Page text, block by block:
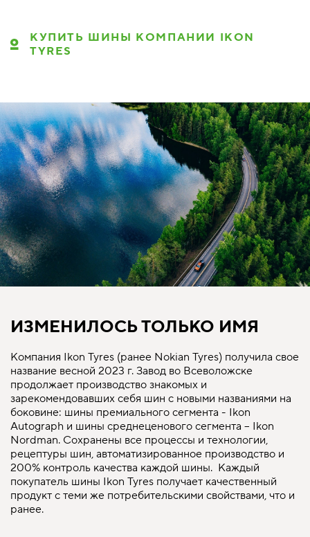
КУПИТЬ ШИНЫ КОМПАНИИ IKON
TYRES
ИЗМЕНИЛОСЬ ТОЛЬКО ИМЯ
Компания Ikon Tyres (ранее Nokian Tyres) получила свое
название весной 2023 г. Завод во Всеволожске
продолжает производство знакомых и
зарекомендовавших себя шин с новыми названиями на
боковине: шины премиального сегмента - Ikon
Autograph и шины среднеценового сегмента – Ikon
Nordman. Сохранены все процессы и технологии,
рецептуры шин, автоматизированное производство и
200% контроль качества каждой шины. Каждый
покупатель шины Ikon Tyres получает качественный
продукт с теми же потребительскими свойствами, что и
ранее.